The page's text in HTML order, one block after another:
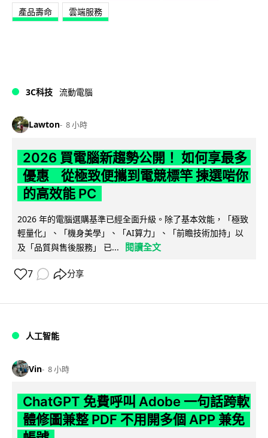
產品壽命
雲端服務
3C科技 流動電腦
Lawton 8 小時
2026 買電腦新趨勢公開！ 如何享最多
優惠 從極致便攜到電競標竿 揀選啱你
的高效能 PC
2026 年的電腦選購基準已經全面升級。除了基本效能，「極致
輕量化」、「機身美學」、「AI算力」、「前瞻技術加持」以
及「品質與售後服務」 已...
閱讀全文
7 分享
人工智能
Vin 8 小時
ChatGPT 免費呼叫 Adobe 一句話跨軟
體修圖兼整 PDF 不用開多個 APP 兼免